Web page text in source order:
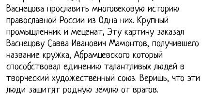
Васнецова прославить многовековую историю
православной России из Одна них. Крупный
промышленник и меценат, Эту картину заказал
Васнецову Савва Иванович Мамонтов, получившего
название кружка, Абрамцевского который
способствовал единению талантливых людей в
творческий художественный союз. Веришь, что эти
люди защитят родную землю от врагов.